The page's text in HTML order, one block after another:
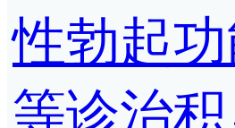
性勃起
等诊治